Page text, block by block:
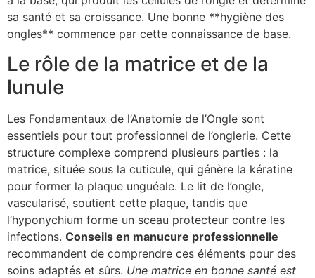
sa santé et sa croissance. Une bonne **hygiène des
ongles** commence par cette connaissance de base.
Le rôle de la matrice et de la
lunule
Les Fondamentaux de l’Anatomie de l’Ongle sont
essentiels pour tout professionnel de l’onglerie. Cette
structure complexe comprend plusieurs parties : la
matrice, située sous la cuticule, qui génère la kératine
pour former la plaque unguéale. Le lit de l’ongle,
vascularisé, soutient cette plaque, tandis que
l’hyponychium forme un sceau protecteur contre les
infections. Conseils en manucure professionnelle
recommandent de comprendre ces éléments pour des
soins adaptés et sûrs. Une matrice en bonne santé est